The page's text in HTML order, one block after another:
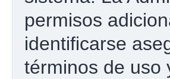
permisos
identificarse
términos de uso